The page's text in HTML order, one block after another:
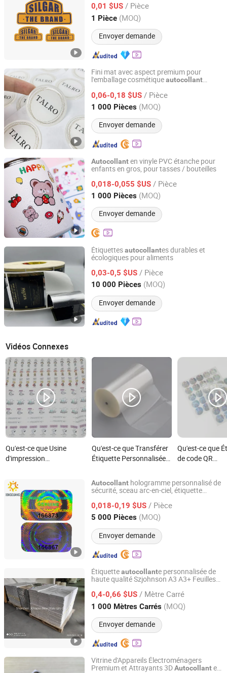
0,01 $US / Pièce
1 Pièce (MOQ)
Envoyer demande
Zhejiang, China Depuis 2024
Fini mat avec aspect premium pour
l'emballage cosmétiqueautocollant
0,06-0,18 $US / Pièce
1 000 Pièces (MOQ)
Envoyer demande
Shenzhen Huaxinmei Printing Co., Ltd.
Guangdong, China Depuis 2024
Autocollanten vinyle PVC étanche pour
enfants en gros, pour tasses / bouteilles
0,018-0,055 $US / Pièce
1 000 Pièces (MOQ)
Envoyer demande
Ruiwan Company Limited
Zhejiang, China Depuis 2014
Étiquettesautocollantes durables et
écologiques pour aliments
0,03-0,5 $US / Pièce
10 000 Pièces (MOQ)
Envoyer demande
Dongguan Zhengbang Paper Products Co., Ltd
Guangdong, China Depuis 2026
Vidéos Connexes
Qu'est-ce que Usine
d'impression
transparents en PVC
décoratifs mignons
découpés sur mesure et
étanches en Chine
Qu'est-ce que Transférer
Étiquette Personnalisée
Brillant Autocollant
Adhésif Hotmelt
Qu'est-ce que
de code QR
certifiée 3D
hologramme
Autocollant hologramme personnalisé de
sécurité, sceau arc-en-ciel, étiquette
0,018-0,19 $US / Pièce
5 000 Pièces (MOQ)
Envoyer demande
Dongguan Xingguang Label Products Co., Ltd.
Guangdong, China Depuis 2025
Étiquetteautocollante personnalisée de
haute qualité Szjohnson A3 A3+ Feuilles
0,4-0,66 $US / Mètre Carré
1 000 Mètres Carrés (MOQ)
Envoyer demande
Shenzhen Johnson New Materials Co., Ltd.
Guangdong, China Depuis 2021
Vitrine d'Appareils Électroménagers
Premium et Attrayants 3DAutocollanten